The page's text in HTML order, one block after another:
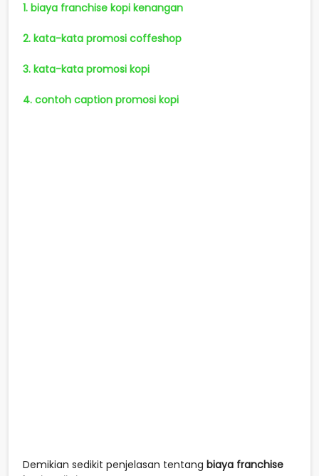
1. biaya franchise kopi kenangan
2. kata-kata promosi coffeshop
3. kata-kata promosi kopi
4. contoh caption promosi kopi
Demikian sedikit penjelasan tentang biaya franchise